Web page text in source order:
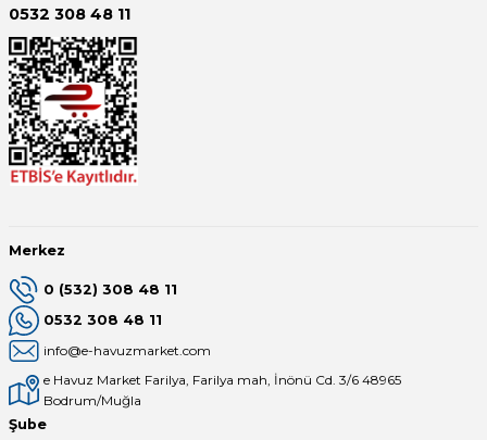
0532 308 48 11
Merkez
0 (532) 308 48 11
0532 308 48 11
info@e-havuzmarket.com
e Havuz Market Farilya, Farilya mah, İnönü Cd. 3/6 48965
Bodrum/Muğla
Şube